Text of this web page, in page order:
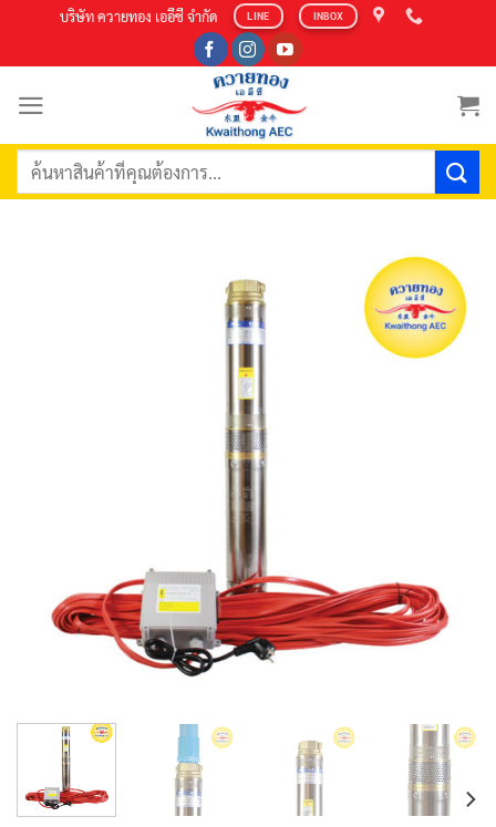
content
บริษัท ควายทอง เออีซี จำกัด LINE INBOX
ค้นหา: